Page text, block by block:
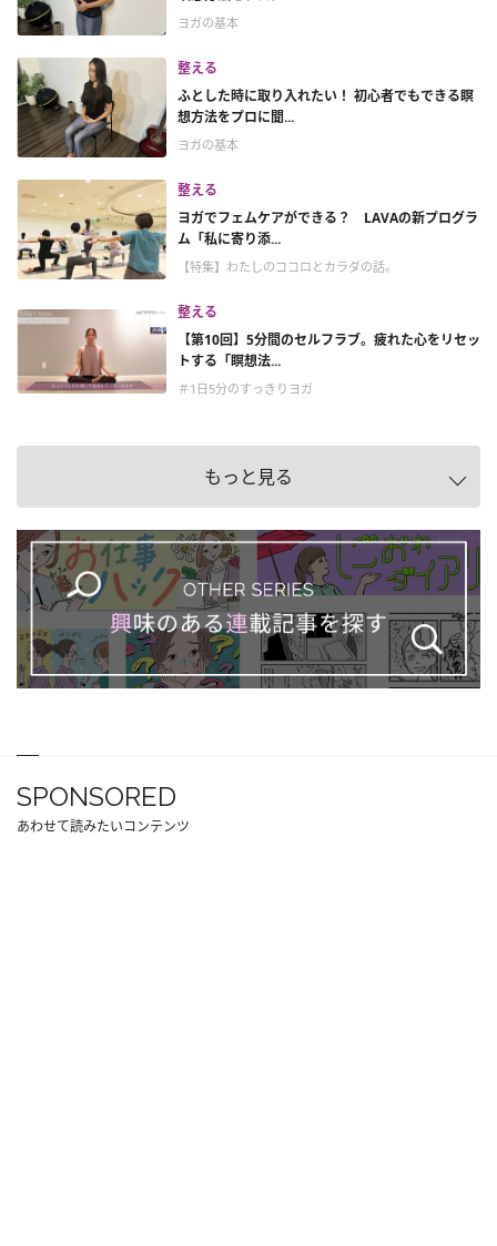
ヨガの基本
整える
ふとした時に取り入れたい！ 初心者でもできる瞑
想方法をプロに聞...
ヨガの基本
整える
ヨガでフェムケアができる？ LAVAの新プログラ
ム「私に寄り添...
【特集】わたしのココロとカラダの話。
整える
【第10回】5分間のセルフラブ。疲れた心をリセッ
トする「瞑想法...
＃1日5分のすっきりヨガ
もっと見る
SPONSORED
あわせて読みたいコンテンツ